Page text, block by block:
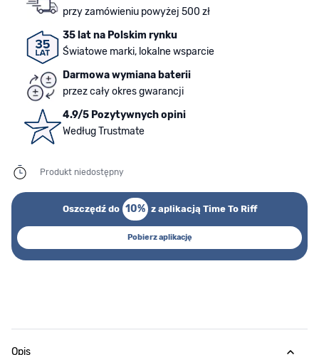
przy zamówieniu powyżej 500 zł
35 lat na Polskim rynku
Światowe marki, lokalne wsparcie
Darmowa wymiana baterii
przez cały okres gwarancji
4.9/5 Pozytywnych opini
Według Trustmate
Produkt niedostępny
Oszczędź do 10% z aplikacją Time To Riff
Pobierz aplikację
Opis